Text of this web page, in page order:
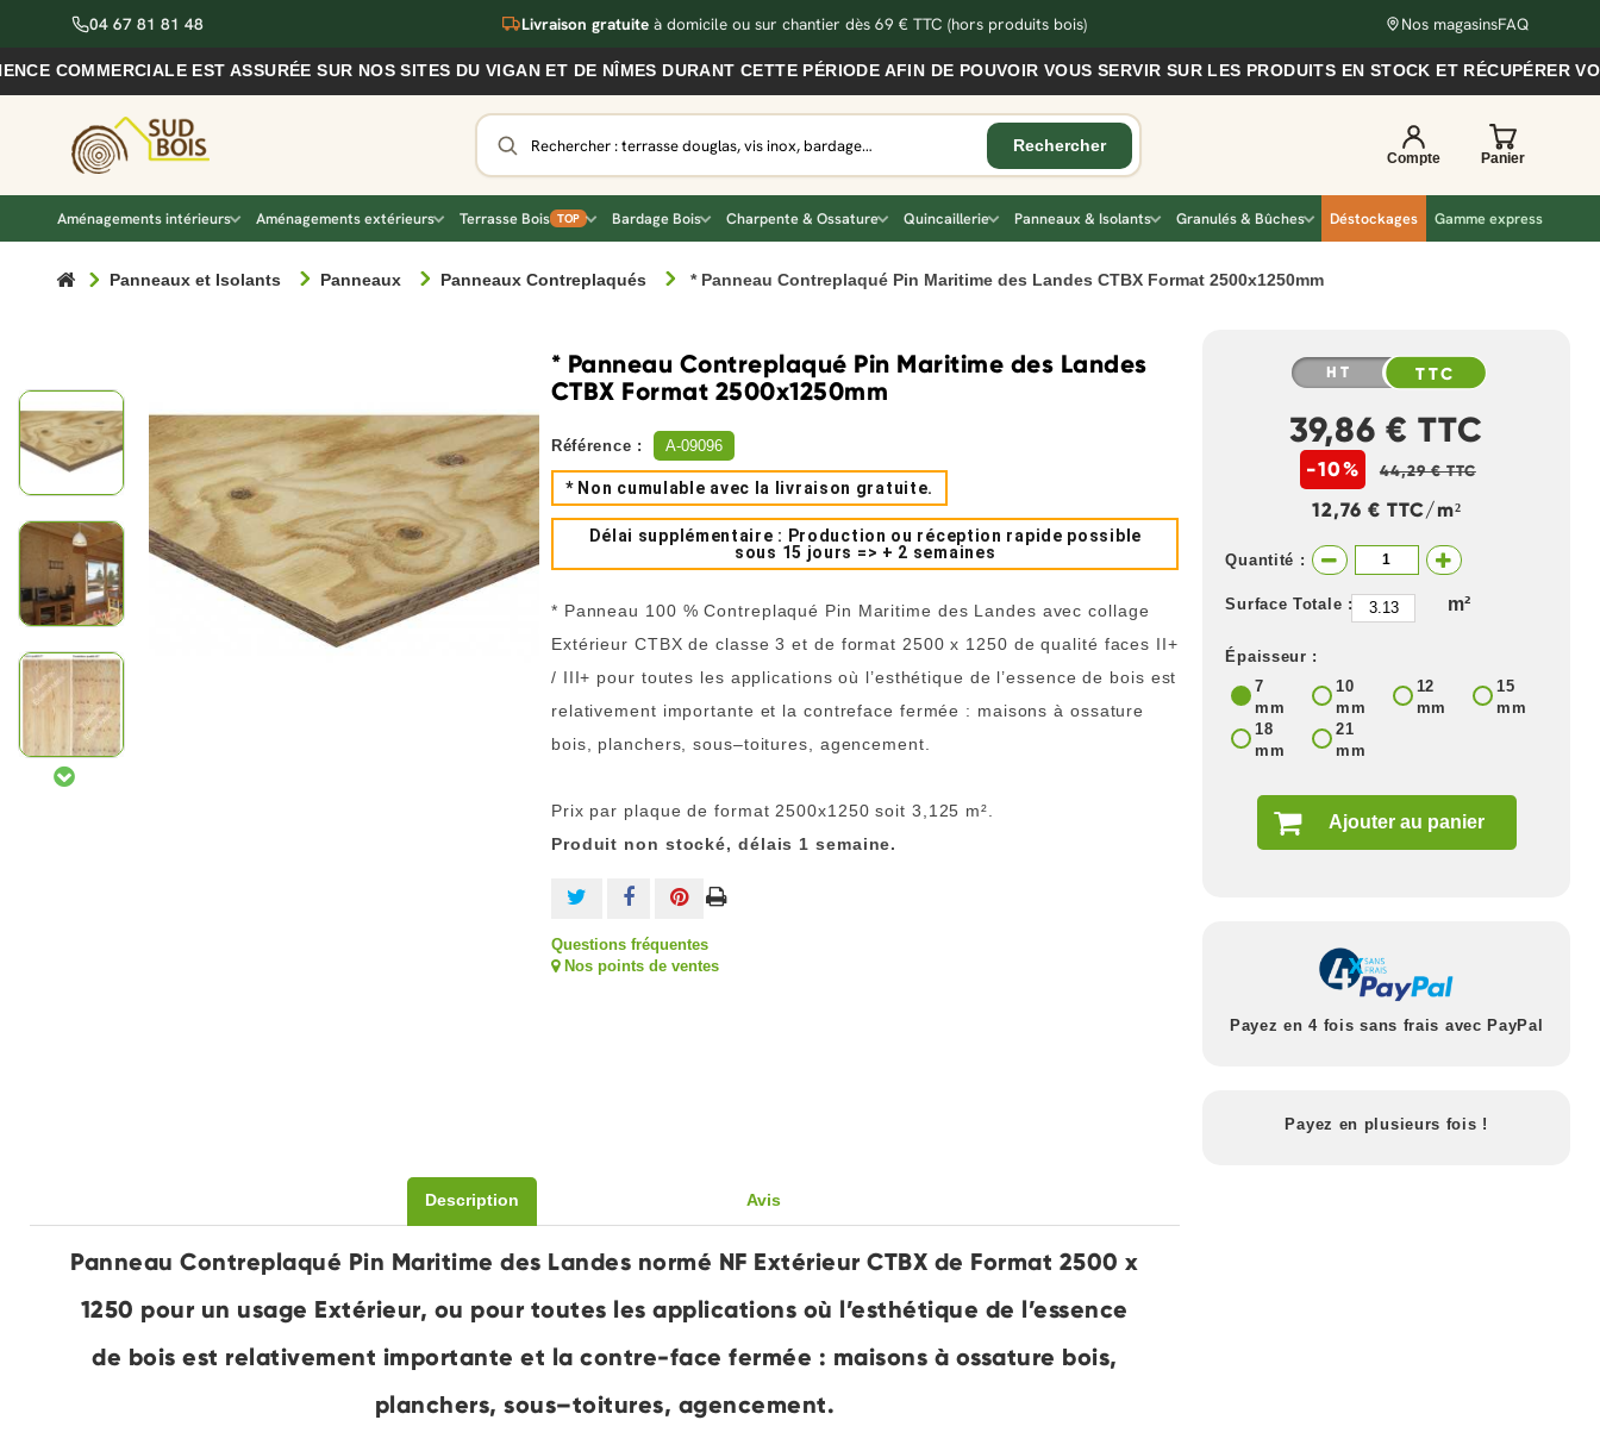
04 67 81 81 48 Livraison gratuiteà domicile ou sur chantier dès 69 € TTC (hors produits bois) Nos magasinsFAQ
EST ASSURÉE SUR NOS SITES DU VIGAN ET DE NÎMES DURANT CETTE PÉRIODE AFIN DE POUVOIR VOUS SERVIR SUR LES PRODUITS EN STOCK ET RÉCUPÉRER VOS
Aménagements intérieurs Aménagements extérieurs Terrasse Bois TOP Bardage Bois Charpente & Ossature Quincaillerie Panneaux & Isolants Granulés & Bûches Déstockages Gamme express
Panneaux et Isolants Panneaux Panneaux Contreplaqués * Panneau Contreplaqué Pin Maritime des Landes CTBX Format 2500x1250mm
* Panneau Contreplaqué Pin Maritime des Landes
CTBX Format 2500x1250mm
Référence : A-09096
* Non cumulable avec la livraison gratuite.
Délai supplémentaire : Production ou réception rapide possible
sous 15 jours => + 2 semaines
* Panneau 100 % Contreplaqué Pin Maritime des Landes avec collage
Extérieur CTBX de classe 3 et de format 2500 x 1250 de qualité faces II+
/ III+ pour toutes les applications où l’esthétique de l’essence de bois est
relativement importante et la contreface fermée : maisons à ossature
bois, planchers, sous–toitures, agencement.
Prix par plaque de format 2500x1250 soit 3,125 m².
Produit non stocké, délais 1 semaine.
Questions fréquentes
Nos points de ventes
HT TTC
39,86 € TTC
-10% 44,29 € TTC
12,76 € TTC/m²
Quantité :
Surface Totale : m²
Épaisseur :
7
mm
10
mm
12
mm
15
mm
18
mm
21
mm
Ajouter au panier
Payez en 4 fois sans frais avec PayPal
Payez en plusieurs fois !
Description Avis
Panneau Contreplaqué Pin Maritime des Landes normé NF Extérieur CTBX de Format 2500 x
1250 pour un usage Extérieur, ou pour toutes les applications où l’esthétique de l’essence
de bois est relativement importante et la contre-face fermée : maisons à ossature bois,
planchers, sous–toitures, agencement.